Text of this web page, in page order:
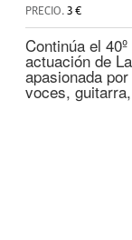
PRECIO. 3 €
Continúa el
actuación de
apasionada
voces,